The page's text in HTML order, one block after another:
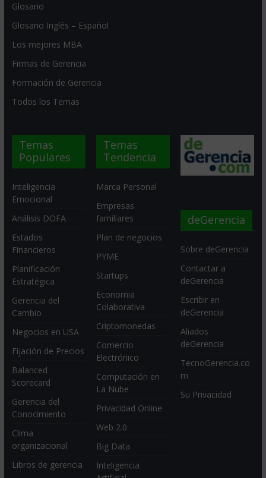
Glosario
Glosario Inglés – Español
Los mejores MBA
Firmas de Gerencia
Formación de Gerencia
Todos los Temas
Temas
Populares
Inteligencia
Emocional
Análisis DOFA
Estados
Financieros
Planificación
Estratégica
Gerencia del
Cambio
Negocios en USA
Fijación de Precios
Balanced
Scorecard
Gerencia del
Conocimiento
Clima
organizacional
Libros de gerencia
Temas
Tendencia
Marca Personal
Empresas
familiares
Plan de negocios
PYME
Startups
Economia
Colaborativa
Criptomonedas
Comercio
Electrónico
Computación en
La Nube
Privacidad Online
Web 2.0
Big Data
Inteligencia
deGerencia
Sobre deGerencia
Contactar a
deGerencia
Escribir en
deGerencia
Aliados
deGerencia
TecnoGerencia.co
m
Su Privacidad